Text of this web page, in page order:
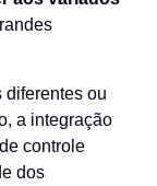
diferentes ou
a integração
controle
dos